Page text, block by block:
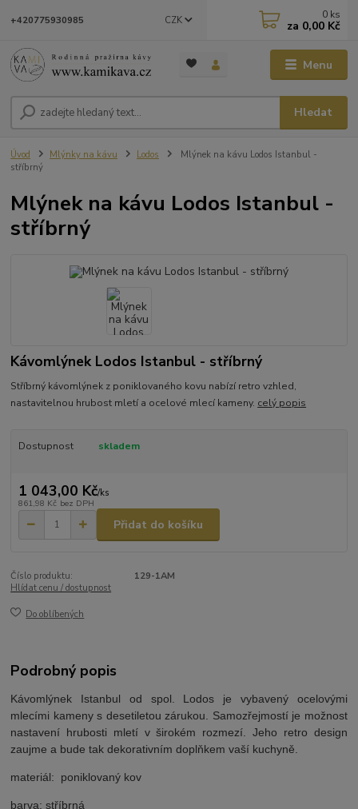
Menu
CZK
Hledat
+420775930985 0 ks
za 0,00 Kč
Úvod Mlýnky na kávu Lodos
Mlýnek na kávu Lodos Istanbul -
stříbrný
Mlýnek na kávu Lodos Istanbul -
stříbrný
Kávomlýnek Lodos Istanbul - stříbrný
Stříbrný kávomlýnek z poniklovaného kovu nabízí retro vzhled,
nastavitelnou hrubost mletí a ocelové mlecí kameny. celý popis
Dostupnost skladem
1 043,00 Kč/ks
861,98 Kč bez DPH
Přidat do košíku
Číslo produktu:
129-1AM
Hlídat cenu / dostupnost
Do oblíbených
Podrobný popis
Kávomlýnek Istanbul od spol. Lodos je vybavený ocelovými
mlecími kameny s desetiletou zárukou. Samozřejmostí je možnost
nastavení hrubosti mletí v širokém rozmezí. Jeho retro design
zaujme a bude tak dekorativním doplňkem vaší kuchyně.
materiál: poniklovaný kov
barva: stříbrná